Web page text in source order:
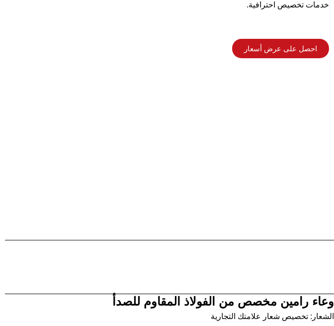
خدمات تخصيص احترافية.
احصل على عرض أسعار
وعاء رامين مخصص من الفولاذ المقاوم للصدأ
الشعار: تخصيص شعار علامتك التجارية